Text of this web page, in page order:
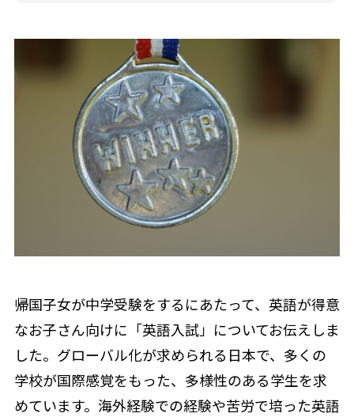
帰国子女が中学受験をするにあたって、英語が得意
なお子さん向けに「英語入試」についてお伝えしま
した。グローバル化が求められる日本で、多くの
学校が国際感覚をもった、多様性のある学生を求
めています。海外経験での経験や苦労で培った英語